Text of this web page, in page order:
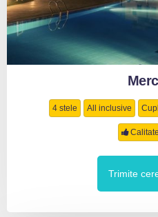
4 stele All inclusive
Trimite